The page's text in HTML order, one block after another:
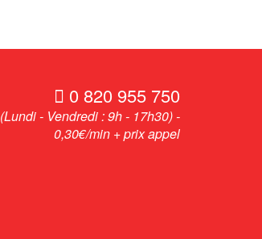
0 820 955 750
(Lundi - Vendredi : 9h - 17h30) -
0,30€/min + prix appel